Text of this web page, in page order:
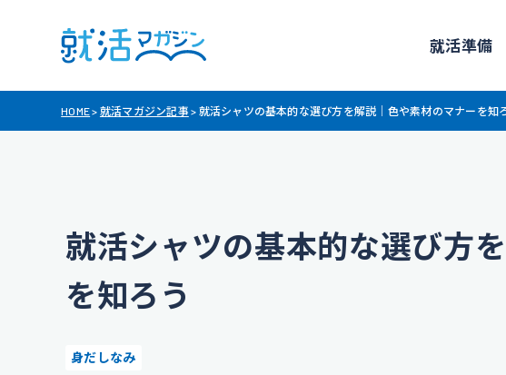
就活準備
HOME> 就活マガジン記事 > 就活シャツの基本的な選び方を解説｜色や素材のマナーを知
就活シャツの基本的な選び方
を知ろう
身だしなみ